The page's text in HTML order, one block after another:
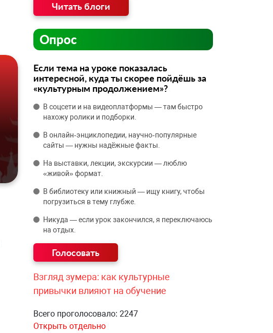
Читать блоги
Опрос
Если тема на уроке показалась
интересной, куда ты скорее пойдёшь за
«культурным продолжением»?
В соцсети и на видеоплатформы — там быстро
нахожу ролики и подборки.
В онлайн‑энциклопедии, научно‑популярные
сайты — нужны надёжные факты.
На выставки, лекции, экскурсии — люблю
«живой» формат.
В библиотеку или книжный — ищу книгу, чтобы
погрузиться в тему глубже.
Никуда — если урок закончился, я переключаюсь
на отдых.
Взгляд зумера: как культурные
привычки влияют на обучение
Всего проголосовало: 2247
Открыть отдельно